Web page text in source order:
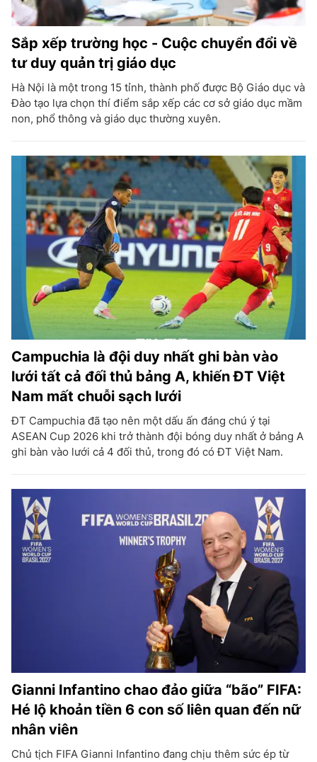
Sắp xếp trường học - Cuộc chuyển đổi về
tư duy quản trị giáo dục
Hà Nội là một trong 15 tỉnh, thành phố được Bộ Giáo dục và
Đào tạo lựa chọn thí điểm sắp xếp các cơ sở giáo dục mầm
non, phổ thông và giáo dục thường xuyên.
Campuchia là đội duy nhất ghi bàn vào
lưới tất cả đối thủ bảng A, khiến ĐT Việt
Nam mất chuỗi sạch lưới
ĐT Campuchia đã tạo nên một dấu ấn đáng chú ý tại
ASEAN Cup 2026 khi trở thành đội bóng duy nhất ở bảng A
ghi bàn vào lưới cả 4 đối thủ, trong đó có ĐT Việt Nam.
Gianni Infantino chao đảo giữa “bão” FIFA:
Hé lộ khoản tiền 6 con số liên quan đến nữ
nhân viên
Chủ tịch FIFA Gianni Infantino đang chịu thêm sức ép từ